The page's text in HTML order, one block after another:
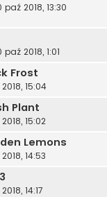
paź 2018, 13:30
paź 2018, 1:01
Frost
15:04
Plant
15:02
Lemons
14:53
14:17